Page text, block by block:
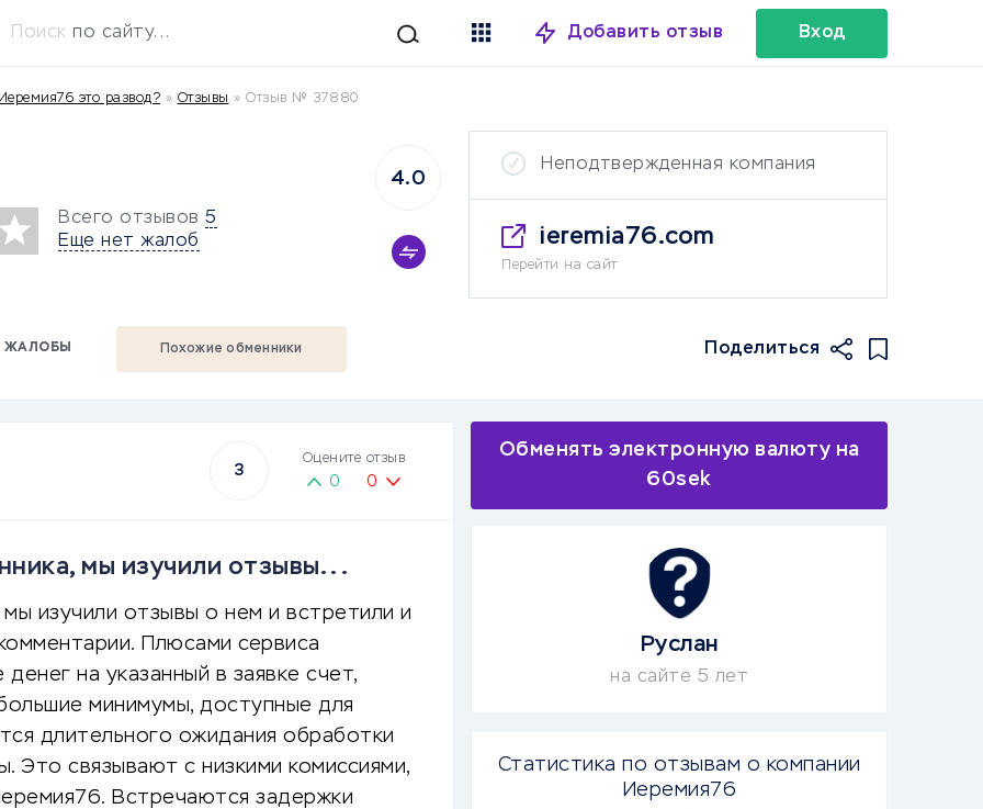
Поиск по сайту... Добавить отзыв Вход
Иеремия76 это развод? » Отзывы » Отзыв № 37880
Всего отзывов 5
Еще нет жалоб
4.0
Неподтвержденная компания
ieremia76.com
Перейти на сайт
ЖАЛОБЫ Похожие обменники Поделиться
3
Оцените отзыв
0 0
мы изучили отзывы...
изучили отзывы о нем и встретили и
Плюсами сервиса
на указанный в заявке счет,
минимумы, доступные для
длительного ожидания обработки
Это связывают с низкими комиссиями,
Встречаются задержки
Обменять электронную валюту на
60sek
Руслан
на сайте 5 лет
Статистика по отзывам о компании
Иеремия76